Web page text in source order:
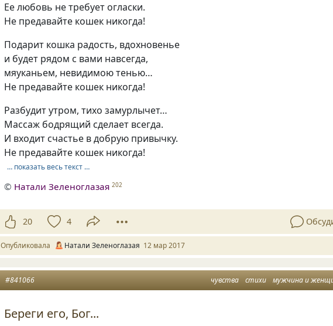
Ее любовь не требует огласки.
Не предавайте кошек никогда!
Подарит кошка радость, вдохновенье
и будет рядом с вами навсегда,
мяуканьем, невидимою тенью…
Не предавайте кошек никогда!
Разбудит утром, тихо замурлычет…
Массаж бодрящий сделает всегда.
И входит счастье в добрую привычку.
Не предавайте кошек никогда!
… показать весь текст …
© Натали Зеленоглазая 202
20 4
Опубликовала Натали Зеленоглазая 12 мар 2017
чувства стихи мужчина и
#841066
Береги его, Бог...